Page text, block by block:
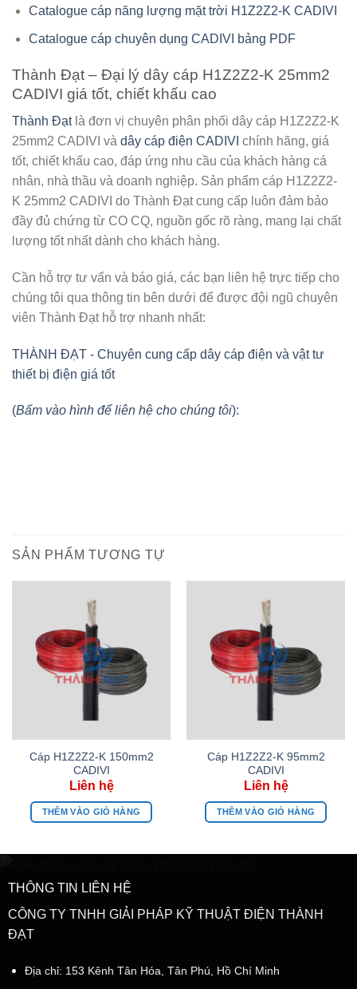
Catalogue cáp năng lượng mặt trời H1Z2Z2-K CADIVI
Catalogue cáp chuyên dụng CADIVI bảng PDF
Thành Đạt – Đại lý dây cáp H1Z2Z2-K 25mm2
CADIVI giá tốt, chiết khấu cao
Thành Đạtlà đơn vị chuyên phân phối dây cáp H1Z2Z2-K
25mm2 CADIVI và dây cáp điện CADIVI chính hãng, giá
tốt, chiết khấu cao, đáp ứng nhu cầu của khách hàng cá
nhân, nhà thầu và doanh nghiệp. Sản phẩm cáp H1Z2Z2-
K 25mm2 CADIVI do Thành Đạt cung cấp luôn đảm bảo
đầy đủ chứng từ CO CQ, nguồn gốc rõ ràng, mang lại chất
lượng tốt nhất dành cho khách hàng.
Cần hỗ trợ tư vấn và báo giá, các bạn liên hệ trực tiếp cho
chúng tôi qua thông tin bên dưới để được đội ngũ chuyên
viên Thành Đạt hỗ trợ nhanh nhất:
THÀNH ĐẠT - Chuyên cung cấp dây cáp điện và vật tư
thiết bị điện giá tốt
(Bấm vào hình để liên hệ cho chúng tôi):
SẢN PHẨM TƯƠNG TỰ
Cáp H1Z2Z2-K 150mm2
CADIVI
THÊM VÀO GIỎ HÀNG
Cáp H1Z2Z2-K 95mm2
CADIVI
THÊM VÀO GIỎ HÀNG
THÔNG TIN LIÊN HỆ
CÔNG TY TNHH GIẢI PHÁP KỸ THUẬT ĐIỆN THÀNH
ĐẠT
Địa chỉ: 153 Kênh Tân Hóa, Tân Phú, Hồ Chí Minh